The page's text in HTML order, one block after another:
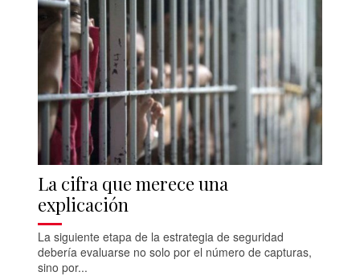
La cifra que merece una
explicación
La siguiente etapa de la estrategia de seguridad
debería evaluarse no solo por el número de capturas,
sino por...